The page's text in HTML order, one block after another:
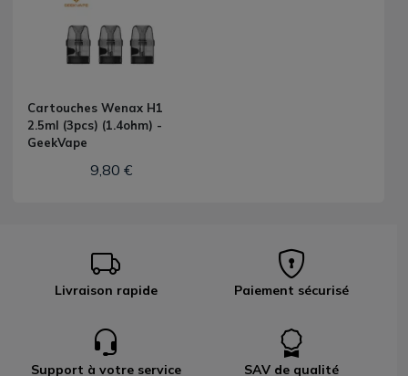
Cartouches Wenax H1
2.5ml (3pcs) (1.4ohm) -
GeekVape
9,80 €
Livraison rapide Paiement sécurisé
Support à votre service SAV de qualité